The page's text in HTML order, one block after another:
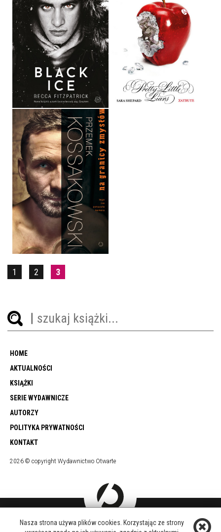
BLACK ICE
BECCA FITZPATRICK
OPRAWA MIĘKKA
39,90 ZŁ
ZATRUTE
SARA SHEPARD
OPRAWA MIĘKKA
36,90 ZŁ
NA GRANICY ZMYSŁÓW
PRZEMEK KOSSAKOWSKI
OPRAWA MIĘKKA
39,90 ZŁ
1 2 3
HOME
AKTUALNOŚCI
KSIĄŻKI
SERIE WYDAWNICZE
AUTORZY
POLITYKA PRYWATNOŚCI
KONTAKT
2026 © copyright Wydawnictwo Otwarte
DOŁĄCZ DO NAS
Nasza strona używa plików cookies. Korzystając ze strony